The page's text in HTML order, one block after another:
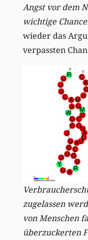
Angst vor dem
wichtige
wieder das
verpassten
zugelassen
von Menschen
überzuckerten